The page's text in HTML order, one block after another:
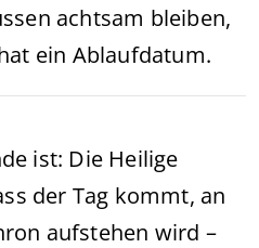
achtsam bleiben,
ein Ablaufdatum.
ist: Die Heilige
der Tag kommt, an
aufstehen wird –